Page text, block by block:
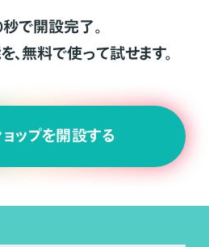
で開設完了。
、無料で使って試せます。
ップを開設する